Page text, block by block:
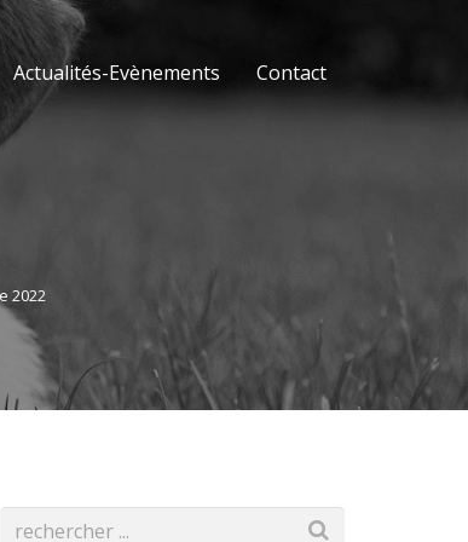
Actualités-Evènements Contact
2022